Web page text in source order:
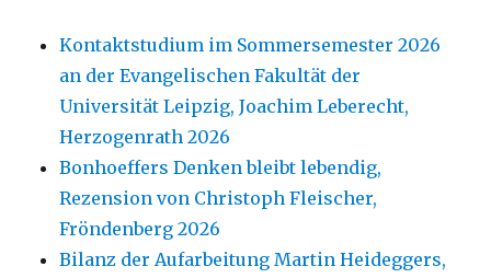
Kontaktstudium im Sommersemester 2026
an der Evangelischen Fakultät der
Universität Leipzig, Joachim Leberecht,
Herzogenrath 2026
Bonhoeffers Denken bleibt lebendig,
Rezension von Christoph Fleischer,
Fröndenberg 2026
Bilanz der Aufarbeitung Martin Heideggers,